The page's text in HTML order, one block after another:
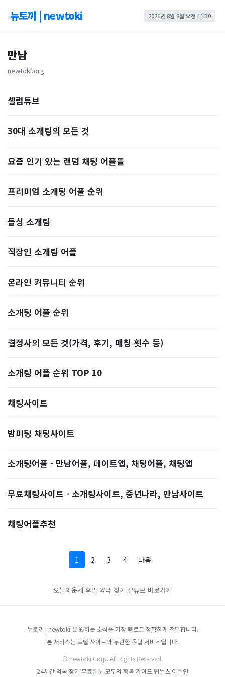
뉴토끼 | newtoki 2026년 8월 8일 오전 11:30
만남
newtoki.org
셀럽튜브
30대 소개팅의 모든 것
요즘 인기 있는 랜덤 채팅 어플들
프리미엄 소개팅 어플 순위
돌싱 소개팅
직장인 소개팅 어플
온라인 커뮤니티 순위
소개팅 어플 순위
결정사의 모든 것(가격, 후기, 매칭 횟수 등)
소개팅 어플 순위 TOP 10
​채팅사이트
밤미팅 채팅사이트
소개팅어플 - 만남어플, 데이트앱, 채팅어플, 채팅앱
무료채팅사이트 - 소개팅사이트, 중년나라, 만남사이트
채팅어플추천
1 2 3 4 다음
오늘의운세 휴일 약국 찾기 유튜브 바로가기
뉴토끼 | newtoki 은 원하는 소식을 가장 빠르고 정확하게 전달합니다.
본 서비스는 포털 사이트와 무관한 독립 서비스입니다.
© newtoki Corp. All Rights Reserved.
24시간 약국 찾기 무료웹툰모두의 행복 가이드 팁뉴스 이슈인